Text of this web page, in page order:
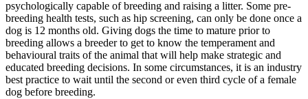
psychologically capable of breeding and raising a litter. Some pre-
breeding health tests, such as hip screening, can only be done once a
dog is 12 months old. Giving dogs the time to mature prior to
breeding allows a breeder to get to know the temperament and
behavioural traits of the animal that will help make strategic and
educated breeding decisions. In some circumstances, it is an industry
best practice to wait until the second or even third cycle of a female
dog before breeding.